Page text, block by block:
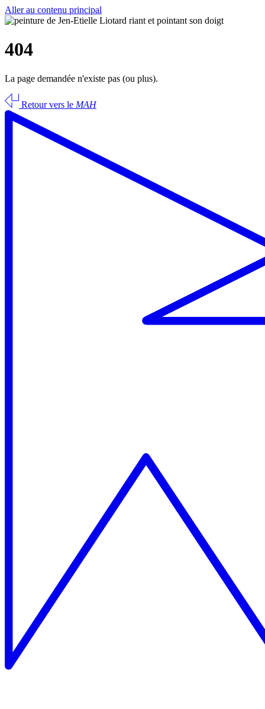
Aller au contenu principal
404
La page demandée n'existe pas (ou plus).
Retour vers le MAH